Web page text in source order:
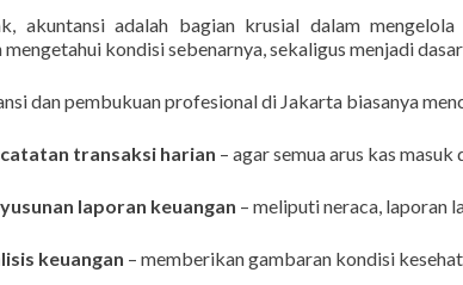
akuntansi adalah bagian krusial dalam
mengetahui kondisi sebenarnya, sekaligus menjadi
dan pembukuan profesional di Jakarta biasanya
transaksi harian – agar semua arus kas
laporan keuangan – meliputi neraca, laporan
keuangan – memberikan gambaran kondisi